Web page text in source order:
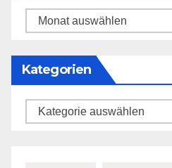
Archiv
Kategorien
Kategorien